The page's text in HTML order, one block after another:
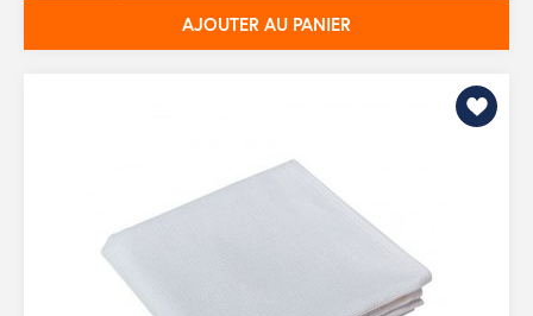
AJOUTER AU PANIER